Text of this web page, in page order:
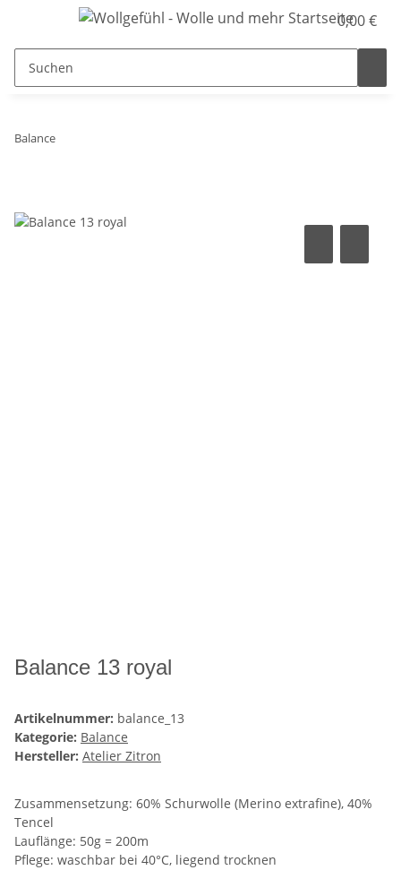
0,00 €
Balance
Balance 13 royal
Artikelnummer: balance_13
Kategorie: Balance
Hersteller: Atelier Zitron
Zusammensetzung: 60% Schurwolle (Merino extrafine), 40%
Tencel
Lauflänge: 50g = 200m
Pflege: waschbar bei 40°C, liegend trocknen